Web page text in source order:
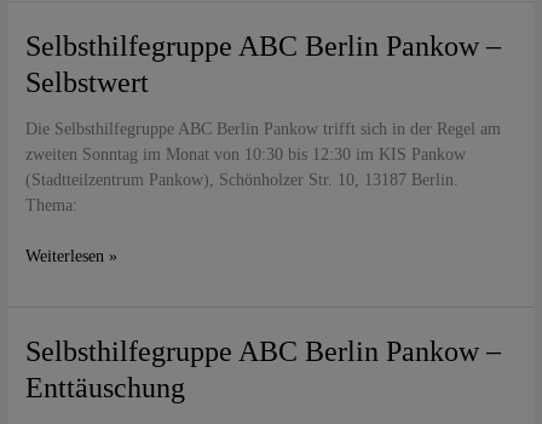
Selbsthilfegruppe ABC Berlin Pankow –
Selbstwert
Die Selbsthilfegruppe ABC Berlin Pankow trifft sich in der Regel am
zweiten Sonntag im Monat von 10:30 bis 12:30 im KIS Pankow
(Stadtteilzentrum Pankow), Schönholzer Str. 10, 13187 Berlin.
Thema:
Selbsthilfegruppe
Berlin
Weiterlesen »
Selbsthilfegruppe ABC Berlin Pankow –
Enttäuschung
Selbsthilfegruppe
Berlin